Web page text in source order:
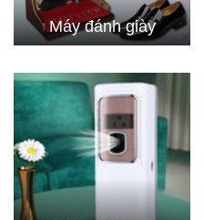
Máy đánh giày